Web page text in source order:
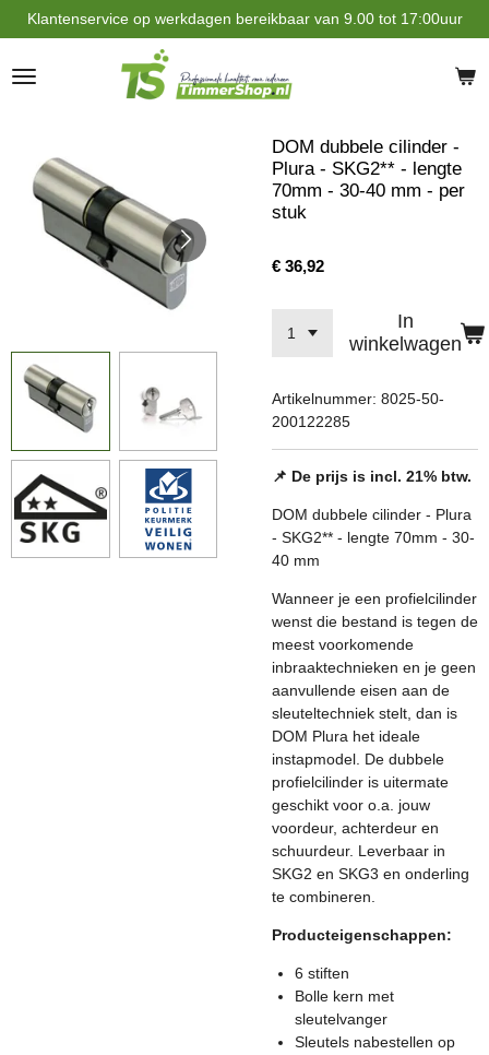
Ga
direct
naar
de
Klantenservice op werkdagen bereikbaar van 9.00 tot 17:00uur
DOM dubbele cilinder -
Plura - SKG2** - lengte
70mm - 30-40 mm - per
stuk
€ 36,92
In
winkelwagen
Artikelnummer: 8025-50-
200122285
📌 De prijs is incl. 21% btw.
DOM dubbele cilinder - Plura
- SKG2** - lengte 70mm - 30-
40 mm
Wanneer je een profielcilinder
wenst die bestand is tegen de
meest voorkomende
inbraaktechnieken en je geen
aanvullende eisen aan de
sleuteltechniek stelt, dan is
DOM Plura het ideale
instapmodel. De dubbele
profielcilinder is uitermate
geschikt voor o.a. jouw
voordeur, achterdeur en
schuurdeur. Leverbaar in
SKG2 en SKG3 en onderling
te combineren.
Producteigenschappen:
6 stiften
Bolle kern met
sleutelvanger
Sleutels nabestellen op